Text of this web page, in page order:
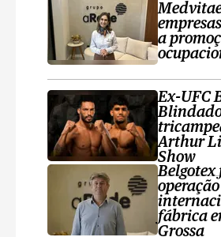
a
Ex-UFC
Arthur
Show
Belgotex
operação
fábrica
Grossa